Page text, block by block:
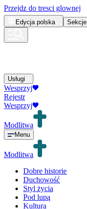
Przejdz do tresci glownej
Edycja polska Sekcje
Usługi
Wesprzyj
Rejestr
Wesprzyj
Modlitwa
Menu
Modlitwa
Dobre historie
Duchowość
Styl życia
Pod lupą
Kultura